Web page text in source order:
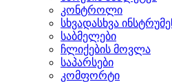
კონტროლი
სხვადასხვა
საბმელები
ჩლიქების მოვლა
საპარსები
კომფორტი